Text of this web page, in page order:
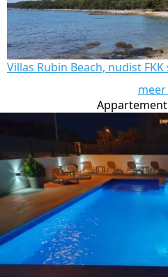
Villas Rubin Beach, nudist
meer